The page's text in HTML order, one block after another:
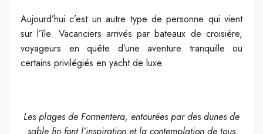
Aujourd’hui c’est un autre type de personne qui vient
sur l’île. Vacanciers arrivés par bateaux de croisière,
voyageurs en quête d’une aventure tranquille ou
certains privilégiés en yacht de luxe.
Les plages de Formentera, entourées par des dunes de
sable fin font l’inspiration et la contemplation de tous